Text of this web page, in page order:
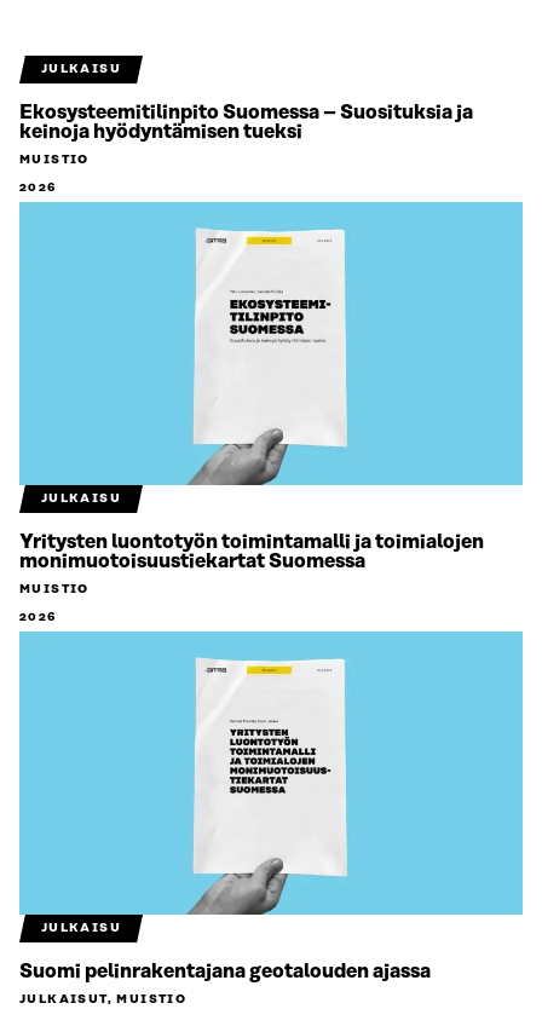
JULKAISU
Ekosysteemitilinpito Suomessa – Suosituksia ja
keinoja hyödyntämisen tueksi
MUISTIO
2026
JULKAISU
Yritysten luontotyön toimintamalli ja toimialojen
monimuotoisuustiekartat Suomessa
MUISTIO
2026
JULKAISU
Suomi pelinrakentajana geotalouden ajassa
JULKAISUT, MUISTIO